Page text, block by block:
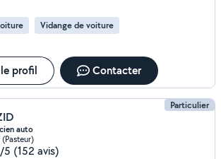
Vidange de voiture
profil Contacter
Particulier
auto
5 (152 avis)